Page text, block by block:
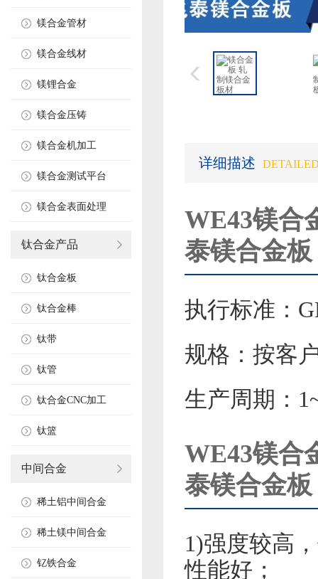
镁合金管材
镁合金线材
镁锂合金
镁合金压铸
镁合金机加工
镁合金测试平台
镁合金表面处理
钛合金产品
钛合金板
钛合金棒
钛带
钛管
钛合金CNC加工
钛篮
中间合金
稀土铝中间合金
稀土镁中间合金
钇铁合金
详细描述
WE43镁合
泰镁合金
执行标准：
规格：按客
生产周期：
WE43镁合
泰镁合金
1)强度较高
性能好；